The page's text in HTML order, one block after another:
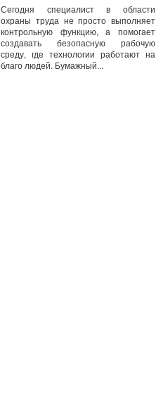
Сегодня специалист в области
охраны труда не просто выполняет
контрольную функцию, а помогает
создавать безопасную рабочую
среду, где технологии работают на
благо людей. Бумажный...